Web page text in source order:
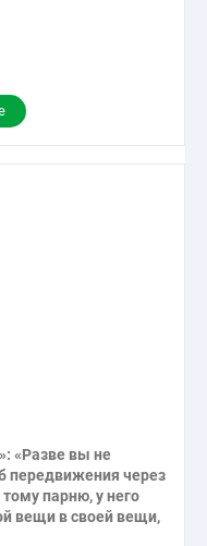
«Разве вы не
передвижения через
парню, у него
вещи в своей вещи,